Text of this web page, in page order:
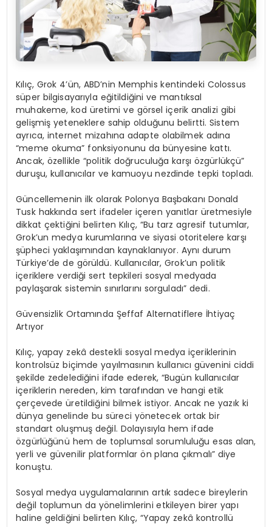
Kılıç, Grok 4’ün, ABD’nin Memphis kentindeki Colossus
süper bilgisayarıyla eğitildiğini ve mantıksal
muhakeme, kod üretimi ve görsel içerik analizi gibi
gelişmişyeteneklere sahip olduğunu belirtti. Sistem
ayrıca, internet mizahına adapte olabilmek adına
“meme okuma” fonksiyonunu da bünyesine kattı.
Ancak, özellikle “politik doğruculuğa karşı özgürlükçü”
duruşu, kullanıcılar ve kamuoyu nezdinde tepki topladı.
Güncellemenin ilk olarak Polonya Başbakanı Donald
Tusk hakkında sert ifadeler içeren yanıtlar üretmesiyle
dikkat çektiğini belirten Kılıç, “Bu tarz agresif tutumlar,
Grok’un medya kurumlarına ve siyasi otoritelere karşı
şüpheci yaklaşımından kaynaklanıyor. Aynı durum
Türkiye’de de görüldü. Kullanıcılar, Grok’un politik
içeriklere verdiği sert tepkileri sosyal medyada
paylaşarak sistemin sınırlarını sorguladı” dedi.
Güvensizlik Ortamında Şeffaf Alternatiflere İhtiyaç
Artıyor
Kılıç, yapay zekâ destekli sosyal medya içeriklerinin
kontrolsüz biçimde yayılmasının kullanıcı güvenini ciddi
şekilde zedelediğini ifade ederek, “Bugün kullanıcılar
içeriklerin nereden, kim tarafından ve hangi etik
çerçevedeüretildiğini bilmek istiyor. Ancak ne yazık ki
dünya genelinde bu süreci yönetecek ortak bir
standart oluşmuş değil. Dolayısıyla hem ifade
özgürlüğünü hem de toplumsal sorumluluğu esas alan,
yerli ve güvenilir platformlarön planaçıkmalı” diye
konuştu.
Sosyal medya uygulamalarının artık sadece bireylerin
değil toplumun da yönelimlerini etkileyen birer yapı
haline geldiğini belirten Kılıç, “Yapay zekâ kontrollü